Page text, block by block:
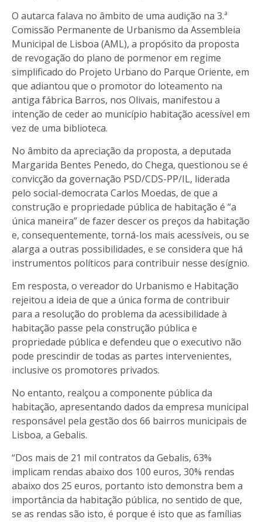
O autarca falava no âmbito de uma audição na 3.ª
Comissão Permanente de Urbanismo da Assembleia
Municipal de Lisboa (AML), a propósito da proposta
de revogação do plano de pormenor em regime
simplificado do Projeto Urbano do Parque Oriente, em
que adiantou que o promotor do loteamento na
antiga fábrica Barros, nos Olivais, manifestou a
intenção de ceder ao município habitação acessível em
vez de uma biblioteca.
No âmbito da apreciação da proposta, a deputada
Margarida Bentes Penedo, do Chega, questionou se é
convicção da governação PSD/CDS-PP/IL, liderada
pelo social-democrata Carlos Moedas, de que a
construção e propriedade pública de habitação é “a
única maneira” de fazer descer os preços da habitação
e, consequentemente, torná-los mais acessíveis, ou se
alarga a outras possibilidades, e se considera que há
instrumentos políticos para contribuir nesse desígnio.
Em resposta, o vereador do Urbanismo e Habitação
rejeitou a ideia de que a única forma de contribuir
para a resolução do problema da acessibilidade à
habitação passe pela construção pública e
propriedade pública e defendeu que o executivo não
pode prescindir de todas as partes intervenientes,
inclusive os promotores privados.
No entanto, realçou a componente pública da
habitação, apresentando dados da empresa municipal
responsável pela gestão dos 66 bairros municipais de
Lisboa, a Gebalis.
“Dos mais de 21 mil contratos da Gebalis, 63%
implicam rendas abaixo dos 100 euros, 30% rendas
abaixo dos 25 euros, portanto isto demonstra bem a
importância da habitação pública, no sentido de que,
se as rendas são isto, é porque é isto que as famílias